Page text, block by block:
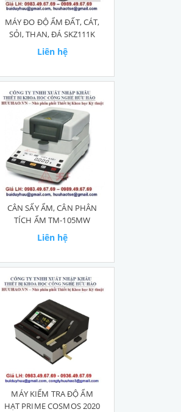
MÁY ĐO ĐỘ ẨM ĐẤT, CÁT,
SỎI, THAN, ĐÁ SKZ111K
Liên hệ
CÂN SẤY ẨM, CÂN PHÂN
TÍCH ẨM TM-105MW
Liên hệ
MÁY KIỂM TRA ĐỘ ẨM
HẠT PRIME COSMOS 2020